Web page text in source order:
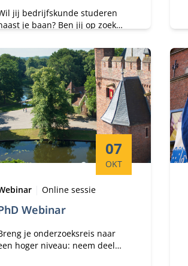
jij bedrijfskunde studeren
je baan? Ben jij op zoek
Meld je dan nu aan
de open avond van de
MSc. in Management op
Webinar
Startdatum:
07
OKT
Locatie:
Online sessie
je onderzoeksreis naar
hoger niveau: neem deel